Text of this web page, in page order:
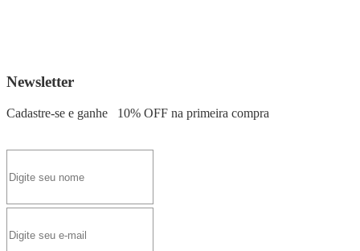
Newsletter
Cadastre-se e ganhe 10% OFF na primeira compra